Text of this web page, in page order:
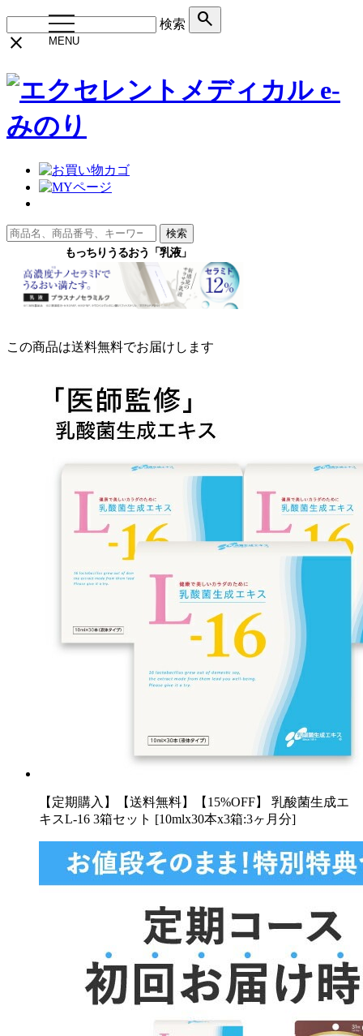
検索
search
close
toggle
navigation
MENU
検索
この商品は送料無料でお届けします
【定期購入】【送料無料】【15%OFF】 乳酸菌生成エ
キスL-16 3箱セット [10mlx30本x3箱:3ヶ月分]